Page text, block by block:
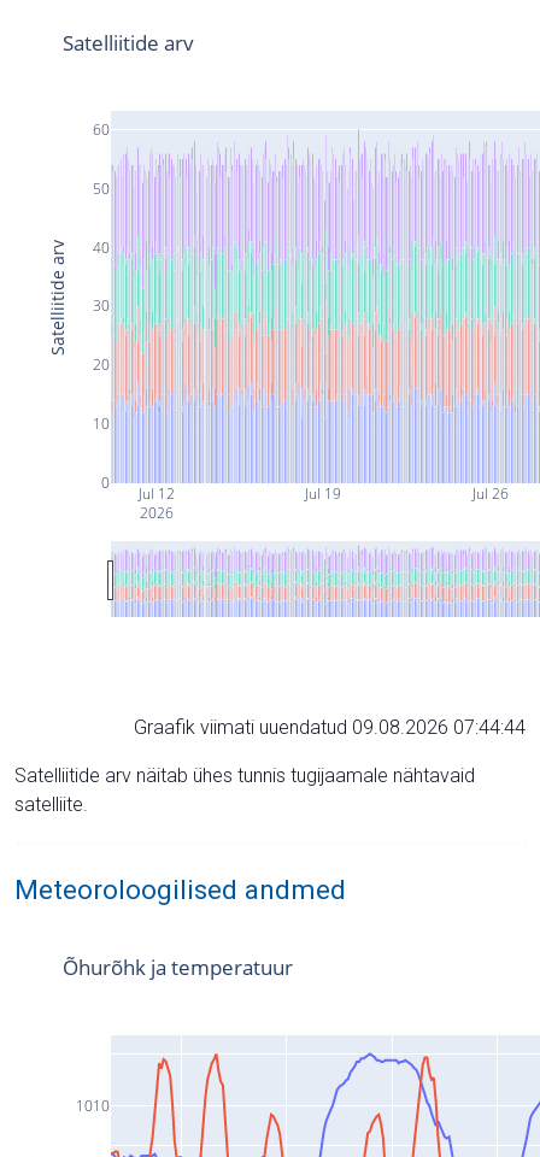
Jul 12
2026
Jul 19 Jul 26
0
10
20
30
40
50
60
Satelliitide arv
Satelliitide arv
Graafik viimati uuendatud 09.08.2026 07:44:44
Satelliitide arv näitab ühes tunnis tugijaamale nähtavaid
satelliite.
Meteoroloogilised andmed
1010
Õhurõhk ja temperatuur